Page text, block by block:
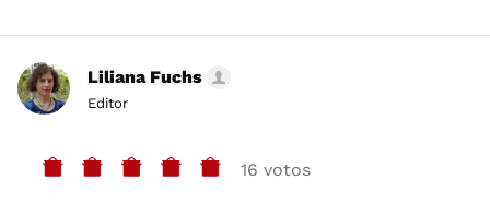
Liliana Fuchs
Editor
16 votos